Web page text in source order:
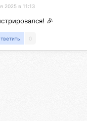
2025 в 11:13
🎉
0